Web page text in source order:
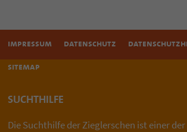
impressum datenschutz
sitemap
SUCHTHILFE
Die Suchthilfe der Zieglerschen ist einer